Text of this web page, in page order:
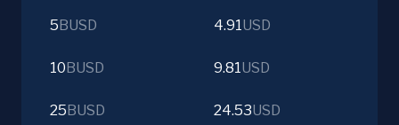
5 BUSD 4.91USD
10 BUSD 9.81USD
25 BUSD 24.53USD